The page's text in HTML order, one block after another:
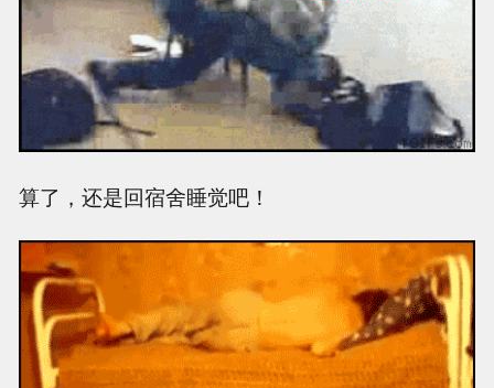
算了，还是回宿舍睡觉吧！